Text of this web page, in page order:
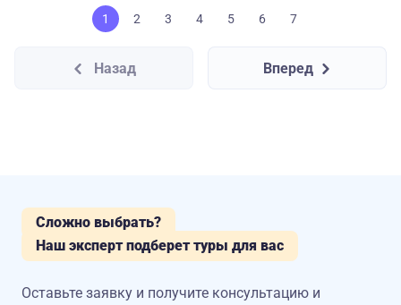
1 2 3 4 5 6 7
Назад Вперед
Сложно выбрать?
Наш эксперт подберет туры для вас
Оставьте заявку и получите консультацию и